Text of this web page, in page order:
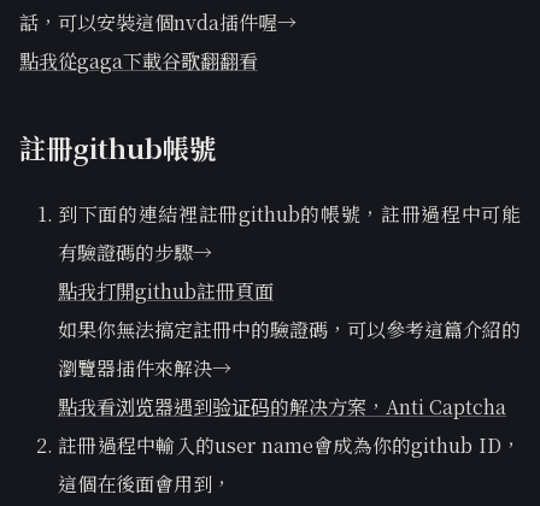
話，可以安裝這個nvda插件喔→
點我從gaga下載谷歌翻翻看
註冊github帳號
到下面的連結裡註冊github的帳號，註冊過程中可能
有驗證碼的步驟→
點我打開github註冊頁面
如果你無法搞定註冊中的驗證碼，可以參考這篇介紹的
瀏覽器插件來解決→
點我看浏览器遇到验证码的解决方案，Anti Captcha
註冊過程中輸入的user name會成為你的github ID，
這個在後面會用到，